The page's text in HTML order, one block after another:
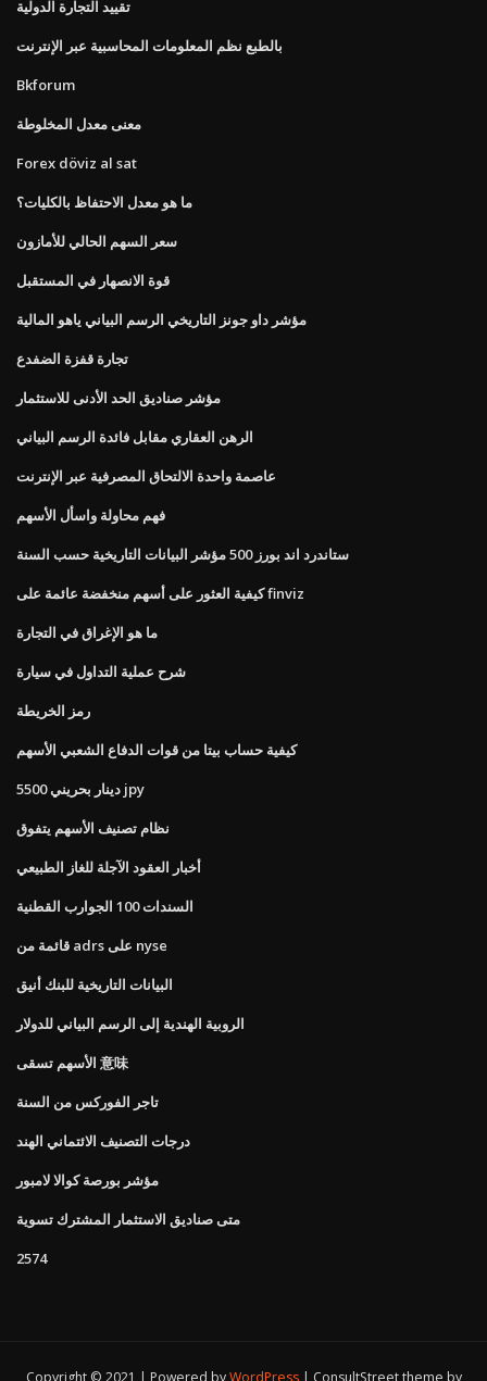
تقييد التجارة الدولية
بالطبع نظم المعلومات المحاسبية عبر الإنترنت
Bkforum
معنى معدل المخلوطة
Forex döviz al sat
ما هو معدل الاحتفاظ بالكليات؟
سعر السهم الحالي للأمازون
قوة الانصهار في المستقبل
مؤشر داو جونز التاريخي الرسم البياني ياهو المالية
تجارة قفزة الضفدع
مؤشر صناديق الحد الأدنى للاستثمار
الرهن العقاري مقابل فائدة الرسم البياني
عاصمة واحدة الالتحاق المصرفية عبر الإنترنت
فهم محاولة واسأل الأسهم
ستاندرد اند بورز 500 مؤشر البيانات التاريخية حسب السنة
كيفية العثور على أسهم منخفضة عائمة على finviz
ما هو الإغراق في التجارة
شرح عملية التداول في سيارة
رمز الخريطة
كيفية حساب بيتا من قوات الدفاع الشعبي الأسهم
5500 دينار بحريني jpy
نظام تصنيف الأسهم يتفوق
أخبار العقود الآجلة للغاز الطبيعي
السندات 100 الجوارب القطنية
قائمة من adrs على nyse
البيانات التاريخية للبنك أنيق
الروبية الهندية إلى الرسم البياني للدولار
الأسهم تسقى 意味
تاجر الفوركس من السنة
درجات التصنيف الائتماني الهند
مؤشر بورصة كوالا لامبور
متى صناديق الاستثمار المشترك تسوية
2574